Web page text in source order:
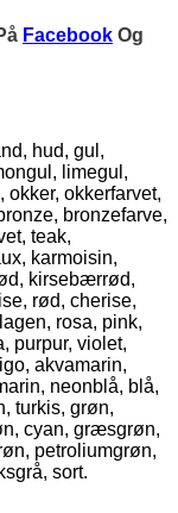
Facebook Og
hud, gul,
limegul,
okker, okkerfarvet,
bronzefarve,
teak,
karmoisin,
kirsebærrød,
rød, cherise,
rosa, pink,
purpur, violet,
akvamarin,
neonblå, blå,
turkis, grøn,
cyan, græsgrøn,
petroliumgrøn,
sort.